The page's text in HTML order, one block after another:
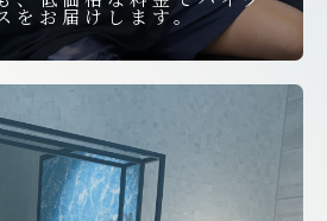
をお届けします。